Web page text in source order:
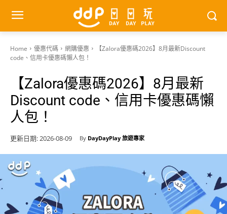
Home 優惠代碼 網購優惠
【Zalora優惠碼2026】8月最新Discount
code、信用卡優惠碼懶人包！
【Zalora優惠碼2026】8月最新
Discount code、信用卡優惠碼懶
人包！
更新日期:2026-08-09 By DayDayPlay 旅遊專家